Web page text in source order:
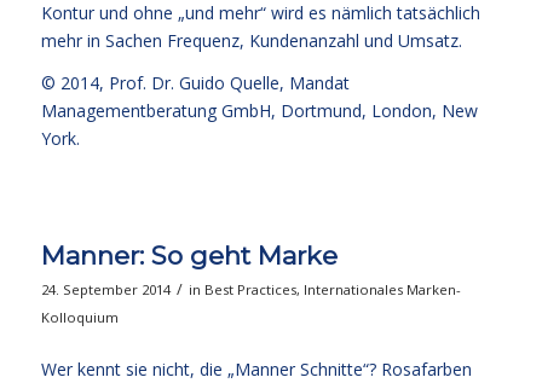
Kontur und ohne „und mehr“ wird es nämlich tatsächlich
mehr in Sachen Frequenz, Kundenanzahl und Umsatz.
© 2014, Prof. Dr. Guido Quelle, Mandat
Managementberatung GmbH, Dortmund, London, New
York.
Manner: So geht Marke
24. September 2014 / in Best Practices, Internationales Marken-
Kolloquium
Wer kennt sie nicht, die „Manner Schnitte“? Rosafarben